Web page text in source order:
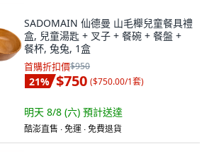
SADOMAIN 仙德曼 山毛櫸兒童餐具禮
盒, 兒童湯匙 + 叉子 + 餐碗 + 餐盤 +
餐杯, 兔兔, 1盒
首購折扣價$950
21% $750 ($750.00/1套)
明天 8/8 (六) 預計送達
酷澎直售 ∙ 免運 ∙ 免費退貨